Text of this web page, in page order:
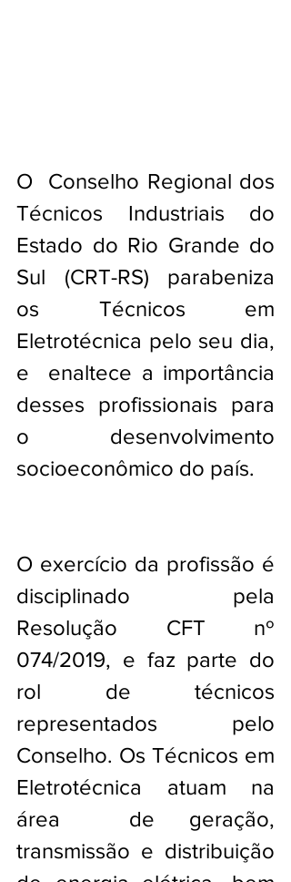
O  Conselho Regional dos
Técnicos Industriais do
Estado do Rio Grande do
Sul (CRT-RS) parabeniza
os Técnicos em
Eletrotécnica pelo seu dia,
e  enaltece a importância
desses profissionais para
o desenvolvimento
socioeconômico do país.
O exercício da profissão é
disciplinado  pela
Resolução CFT nº
074/2019, e faz parte do
rol de técnicos
representados pelo
Conselho. Os Técnicos em
Eletrotécnica atuam na
área  de geração,
transmissão e distribuição